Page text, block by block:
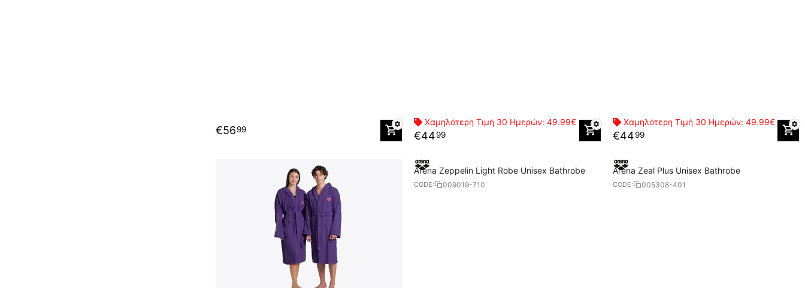
€5699
Χαμηλότερη Τιμή 30 Ημερών:49.99€
€4499
Χαμηλότερη Τιμή 30 Ημερών: 49.99€
€4499
Arena Zeppelin Light Robe Unisex Bathrobe
CODE: 009019-710
Arena Zeal Plus Unisex Bathrobe
CODE: 005308-401